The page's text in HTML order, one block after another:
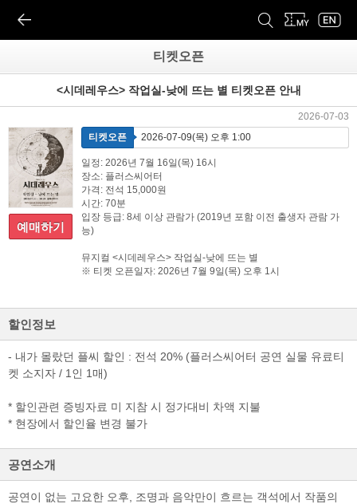
예 검색
티켓오픈
<시데레우스> 작업실-낮에 뜨는 별 티켓오픈 안내
2026-07-03
예매하기
티켓오픈 2026-07-09(목) 오후 1:00
일정: 2026년 7월 16일(목) 16시
장소: 플러스씨어터
가격: 전석 15,000원
시간: 70분
입장 등급: 8세 이상 관람가 (2019년 포함 이전 출생자 관람 가
능)
뮤지컬 <시데레우스> 작업실-낮에 뜨는 별
※ 티켓 오픈일자: 2026년 7월 9일(목) 오후 1시
할인정보
- 내가 몰랐던 플씨 할인 : 전석 20% (플러스씨어터 공연 실물 유료티
켓 소지자 / 1인 1매)
* 할인관련 증빙자료 미 지참 시 정가대비 차액 지불
* 현장에서 할인율 변경 불가
공연소개
공연이 없는 고요한 오후, 조명과 음악만이 흐르는 객석에서 작품의